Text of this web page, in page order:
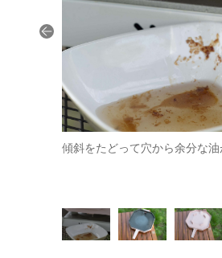
傾斜をたどって穴から余分な油